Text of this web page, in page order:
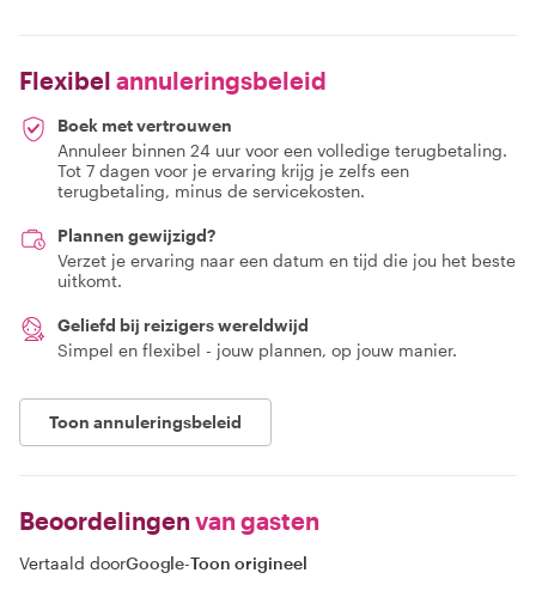
Flexibel annuleringsbeleid
Boek met vertrouwen
Annuleer binnen 24 uur voor een volledige terugbetaling.
Tot 7 dagen voor je ervaring krijg je zelfs een
terugbetaling, minus de servicekosten.
Plannen gewijzigd?
Verzet je ervaring naar een datum en tijd die jou het beste
uitkomt.
Geliefd bij reizigers wereldwijd
Simpel en flexibel - jouw plannen, op jouw manier.
Toon annuleringsbeleid
Beoordelingen van gasten
Vertaald doorGoogle-Toon origineel